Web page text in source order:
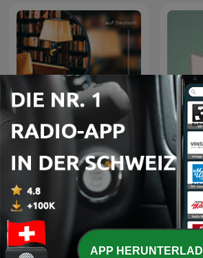
Hörbücher
APP